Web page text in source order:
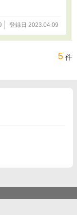
登録日 2023.04.09
5 件